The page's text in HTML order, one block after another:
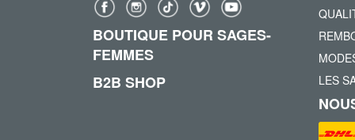
BOUTIQUE POUR SAGES-
FEMMES
B2B SHOP
LES